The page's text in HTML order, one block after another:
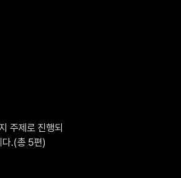
주제로 진행되
다.(총 5편)